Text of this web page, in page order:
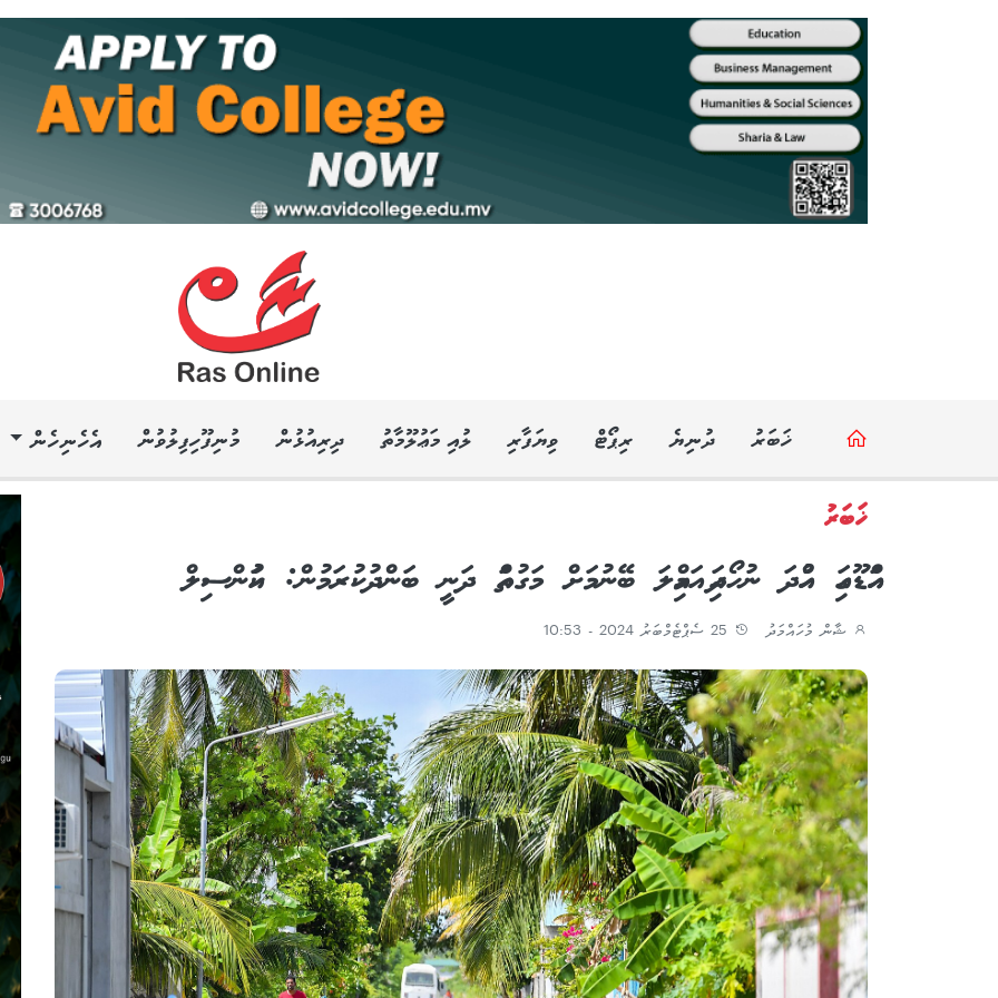
ޚަބަރު ދުނިޔެ ރިޕޯޓް ވިޔަފާރި ލުއި މަޢުލޫމާތު ދިރިއުޅުން މުނިފޫހިފިލުވުން އެހެނިހެން
ޚަބަރު
އައްޑޫގައި ހުއްދަ ނުހޯދައި އަމިއްލަ ބޭނުމަށް މަގުތައް ދަނީ ބަންދުކުރަމުން: ކައުންސިލް
ޝާން މުހައްމަދު